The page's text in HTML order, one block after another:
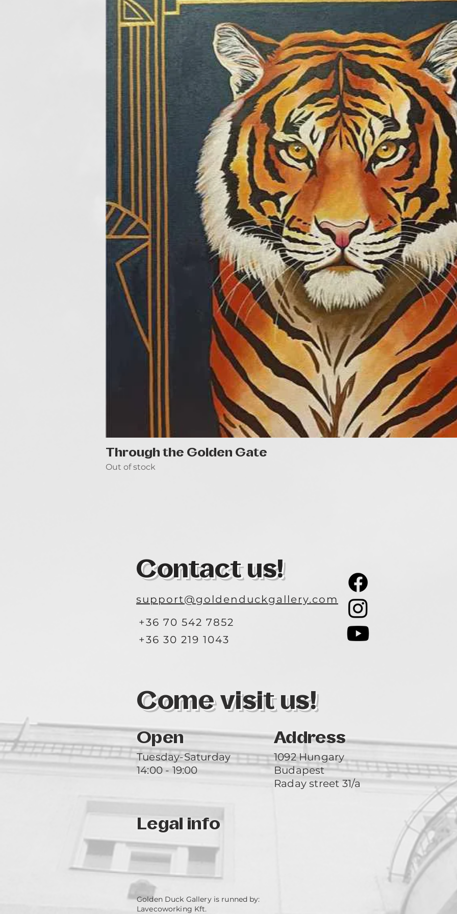
mögött egy
szépségének és
elfogadása. Az
nemzetközi
nagyközönség.
Gödöllői Királyi
Múzeumban, a
Bécsben,
önálló és több
vehettem részt,
alkalom
Művészetem egy
az emberi lélek
alkotásaimon
harmóniát,
Minden művem
a szépség, az
További
láthatóak.
Through the Golden Gate
Out of stock
Contact us!
support@goldenduckgallery.com
+36 70 542 7852
+36 30 219 1043
Come visit us!
Open Address
Tuesday-Saturday
14:00 - 19:00
1092 Hungary
Budapest
Raday street 31/a
Legal info
Golden Duck Gallery is runned by:
Lavecoworking Kft.